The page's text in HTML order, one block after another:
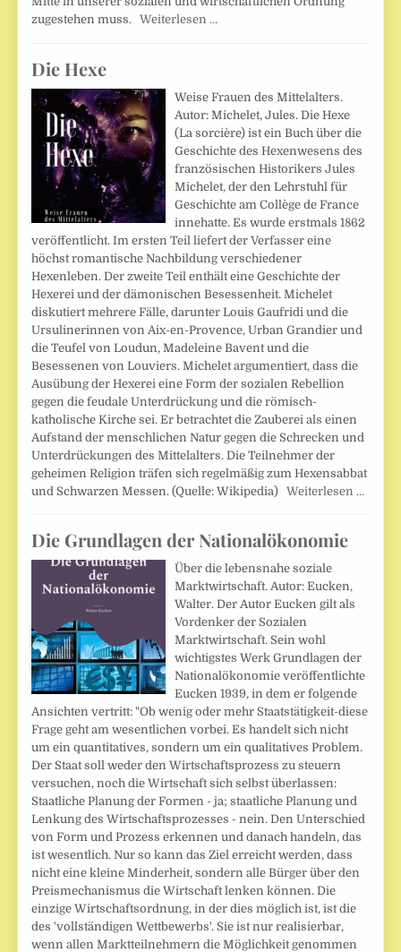
zugestehen muss.Weiterlesen …
Die Hexe
Weise Frauen des Mittelalters.
Autor: Michelet, Jules. Die Hexe
(La sorcière) ist ein Buch über die
Geschichte des Hexenwesens des
französischen Historikers Jules
Michelet, der den Lehrstuhl für
Geschichte am Collège de France
innehatte. Es wurde erstmals 1862
veröffentlicht. Im ersten Teil liefert der Verfasser eine
höchst romantische Nachbildung verschiedener
Hexenleben. Der zweite Teil enthält eine Geschichte der
Hexerei und der dämonischen Besessenheit. Michelet
diskutiert mehrere Fälle, darunter Louis Gaufridi und die
Ursulinerinnen von Aix-en-Provence, Urban Grandier und
die Teufel von Loudun, Madeleine Bavent und die
Besessenen von Louviers. Michelet argumentiert, dass die
Ausübung der Hexerei eine Form der sozialen Rebellion
gegen die feudale Unterdrückung und die römisch-
katholische Kirche sei. Er betrachtet die Zauberei als einen
Aufstand der menschlichen Natur gegen die Schrecken und
Unterdrückungen des Mittelalters. Die Teilnehmer der
geheimen Religion träfen sich regelmäßig zum Hexensabbat
und Schwarzen Messen. (Quelle: Wikipedia)Weiterlesen …
Die Grundlagen der Nationalökonomie
Über die lebensnahe soziale
Marktwirtschaft. Autor: Eucken,
Walter. Der Autor Eucken gilt als
Vordenker der Sozialen
Marktwirtschaft. Sein wohl
wichtigstes Werk Grundlagen der
Nationalökonomie veröffentlichte
Eucken 1939, in dem er folgende
Ansichten vertritt: "Ob wenig oder mehr Staatstätigkeit-diese
Frage geht am wesentlichen vorbei. Es handelt sich nicht
um ein quantitatives, sondern um ein qualitatives Problem.
Der Staat soll weder den Wirtschaftsprozess zu steuern
versuchen, noch die Wirtschaft sich selbst überlassen:
Staatliche Planung der Formen - ja; staatliche Planung und
Lenkung des Wirtschaftsprozesses - nein. Den Unterschied
von Form und Prozess erkennen und danach handeln, das
ist wesentlich. Nur so kann das Ziel erreicht werden, dass
nicht eine kleine Minderheit, sondern alle Bürger über den
Preismechanismus die Wirtschaft lenken können. Die
einzige Wirtschaftsordnung, in der dies möglich ist, ist die
des 'vollständigen Wettbewerbs'. Sie ist nur realisierbar,
wenn allen Marktteilnehmern die Möglichkeit genommen